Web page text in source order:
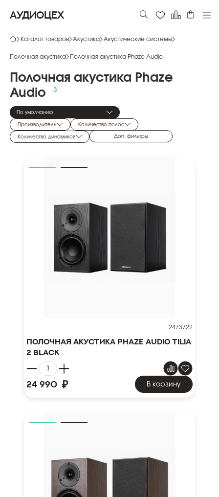
АУДИОЦЕХ
Каталог товаров Акустика Акустические системы
Полочная акустика Полочная акустика Phaze Audio
Полочная акустика Phaze
Audio
Производитель Количество полос
Количество динамиков Доп. фильтры
По умолчанию
2473722
Полочная акустика Phaze Audio Tilia
2 Black
24 990 ₽ В корзину